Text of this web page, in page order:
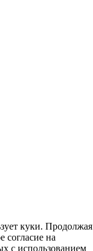
куки. Продолжая
согласие на
с использованием